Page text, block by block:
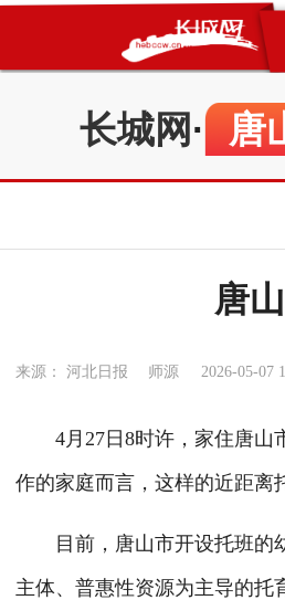
长城网 · 唐
唐
来源： 河北日报 师源 2026-05-07
4月27日8时许，家住唐山市
作的家庭而言，这样的近距离
目前，唐山市开设托班的幼
主体、普惠性资源为主导的托